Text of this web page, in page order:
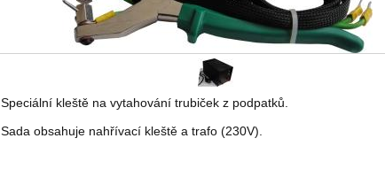
Speciální kleště na vytahování trubiček z podpatků.
Sada obsahuje nahřívací kleště a trafo (230V).